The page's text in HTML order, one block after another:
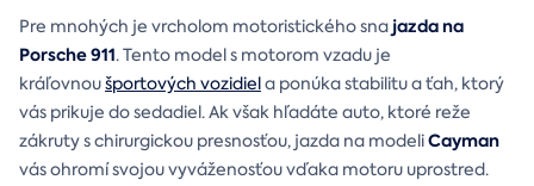
Pre mnohých je vrcholom motoristického sna jazda na
Porsche 911. Tento model s motorom vzadu je
kráľovnoušportových vozidiela ponúka stabilitu a ťah, ktorý
vás prikuje do sedadiel. Ak však hľadáte auto, ktoré reže
zákruty s chirurgickou presnosťou, jazda na modeliCayman
vás ohromí svojou vyváženosťou vďaka motoru uprostred.